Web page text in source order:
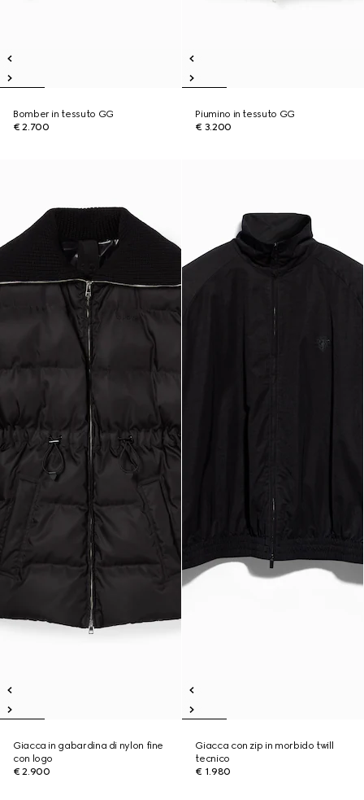
Bomber in tessuto GG
€ 2.700
Piumino in tessuto GG
€ 3.200
Giacca in gabardina di nylon fine
con logo
€ 2.900
Giacca con zip in morbido twill
tecnico
€ 1.980